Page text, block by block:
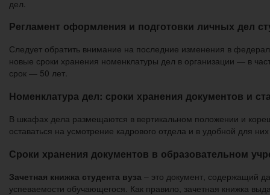
дел.
Регламент оформления и подготовки личных дел
Следует обратить внимание на последние изменения в
новые сроки хранения номенклатуры дел в организации — в
срок — 50 лет.
Номенклатура дел: сроки хранения документов и
В шкафах дела размещаются в вертикальном положении и
оставаться на усмотрение кадрового отдела и в удобной для
Сроки хранения документов в образовательном
Зачетная книжка студента вуза – это документ, содержащий
успеваемости обучающегося. Как правило, зачетная книжка